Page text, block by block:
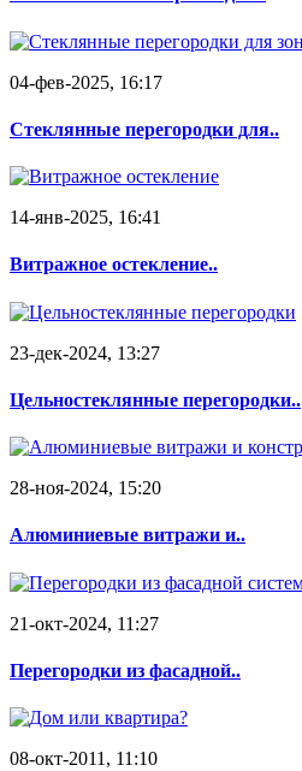
04-фев-2025, 16:17
Стеклянные перегородки для..
14-янв-2025, 16:41
Витражное остекление..
23-дек-2024, 13:27
Цельностеклянные перегородки..
28-ноя-2024, 15:20
Алюминиевые витражи и..
21-окт-2024, 11:27
Перегородки из фасадной..
08-окт-2011, 11:10